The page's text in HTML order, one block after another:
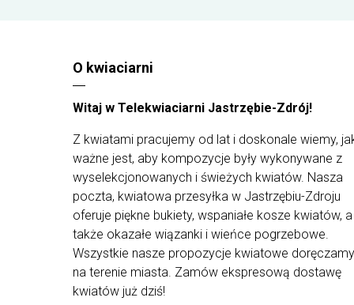
Długie - ok. 70-80cm długości
Bukiet róż przedstawiony na zdjęciu jest w wersji
średniej.
Dostawa kwiatów
odbywa się kurierem kwiaciarni
lub DHL.
Wszystkie dostarczane przez nas bukiety są
przygotowywane z dokładnością przez nasze
kwiaciarnie. Gwarantujemy najwyższą jakość
produktów na których pracujemy, a cały
asortyment z naszej oferty pochodzi od
najlepszych dostawców. Kompozycje od naszych
florystów są tworzone tylko ze świeżych, starannie
wyselekcjonowanych roślin, by wyjątkowe
kompozycje mogły trafić prosto do rąk waszych
najbliższych. Z uwagi na ograniczoną dostępność
O kwiaciarni
Witaj w Telekwiaciarni Jastrzębie-Zdrój!
Z kwiatami pracujemy od lat i doskonale wiemy,
ważne jest, aby kompozycje były wykonywane z
wyselekcjonowanych i świeżych kwiatów. Nasza
poczta, kwiatowa przesyłka w Jastrzębiu-Zdroju
oferuje piękne bukiety, wspaniałe kosze kwiatów, a
także okazałe wiązanki i wieńce pogrzebowe.
Wszystkie nasze propozycje kwiatowe doręczamy
na terenie miasta. Zamów ekspresową dostawę
kwiatów już dziś!